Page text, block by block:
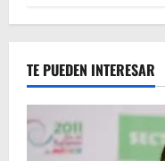
TE PUEDEN INTERESAR